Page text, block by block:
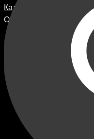
Каталог
О компании
Переходные
Mazda 6